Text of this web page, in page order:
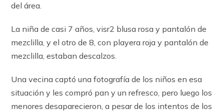
del área.
La niña de casi 7 años, visr2 blusa rosa y pantalón de
mezclilla, y el otro de 8, con playera roja y pantalón de
mezclilla, estaban descalzos.
Una vecina captó una fotografía de los niños en esa
situación y les compró pan y un refresco, pero luego los
menores desaparecieron, a pesar de los intentos de los